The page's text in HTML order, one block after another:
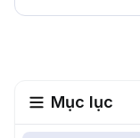
Mục lục